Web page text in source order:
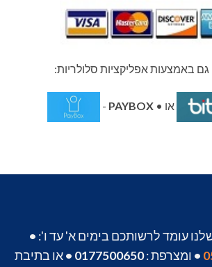
גם באמצעות אפליקציות סלולריות:
או •PAYBOX
-
עומד לרשותכם בימים א' עד ו': •
• ומצרפת :0177500650
•או בתיבת